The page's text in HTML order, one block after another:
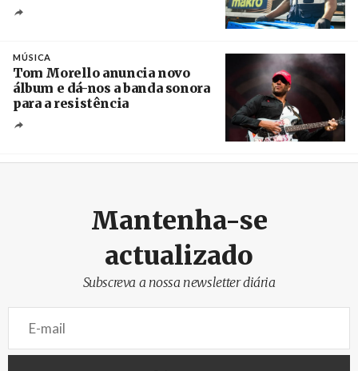
MÚSICA
Tom Morello anuncia novo
álbum e dá-nos a banda sonora
para a resistência
Mantenha-se
actualizado
Subscreva a nossa newsletter diária